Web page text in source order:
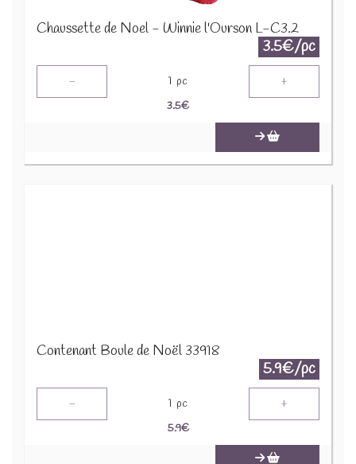
Chaussette de Noel - Winnie l'Ourson L-C3.2
3.5€/pc
- 1 pc +
3.5€
Contenant Boule de Noël 33918
5.9€/pc
- 1 pc +
5.9€